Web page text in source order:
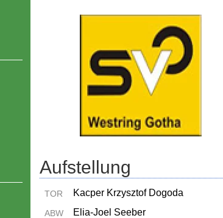
Aufstellung
TOR Kacper Krzysztof Dogoda
ABW
Elia-Joel Seeber